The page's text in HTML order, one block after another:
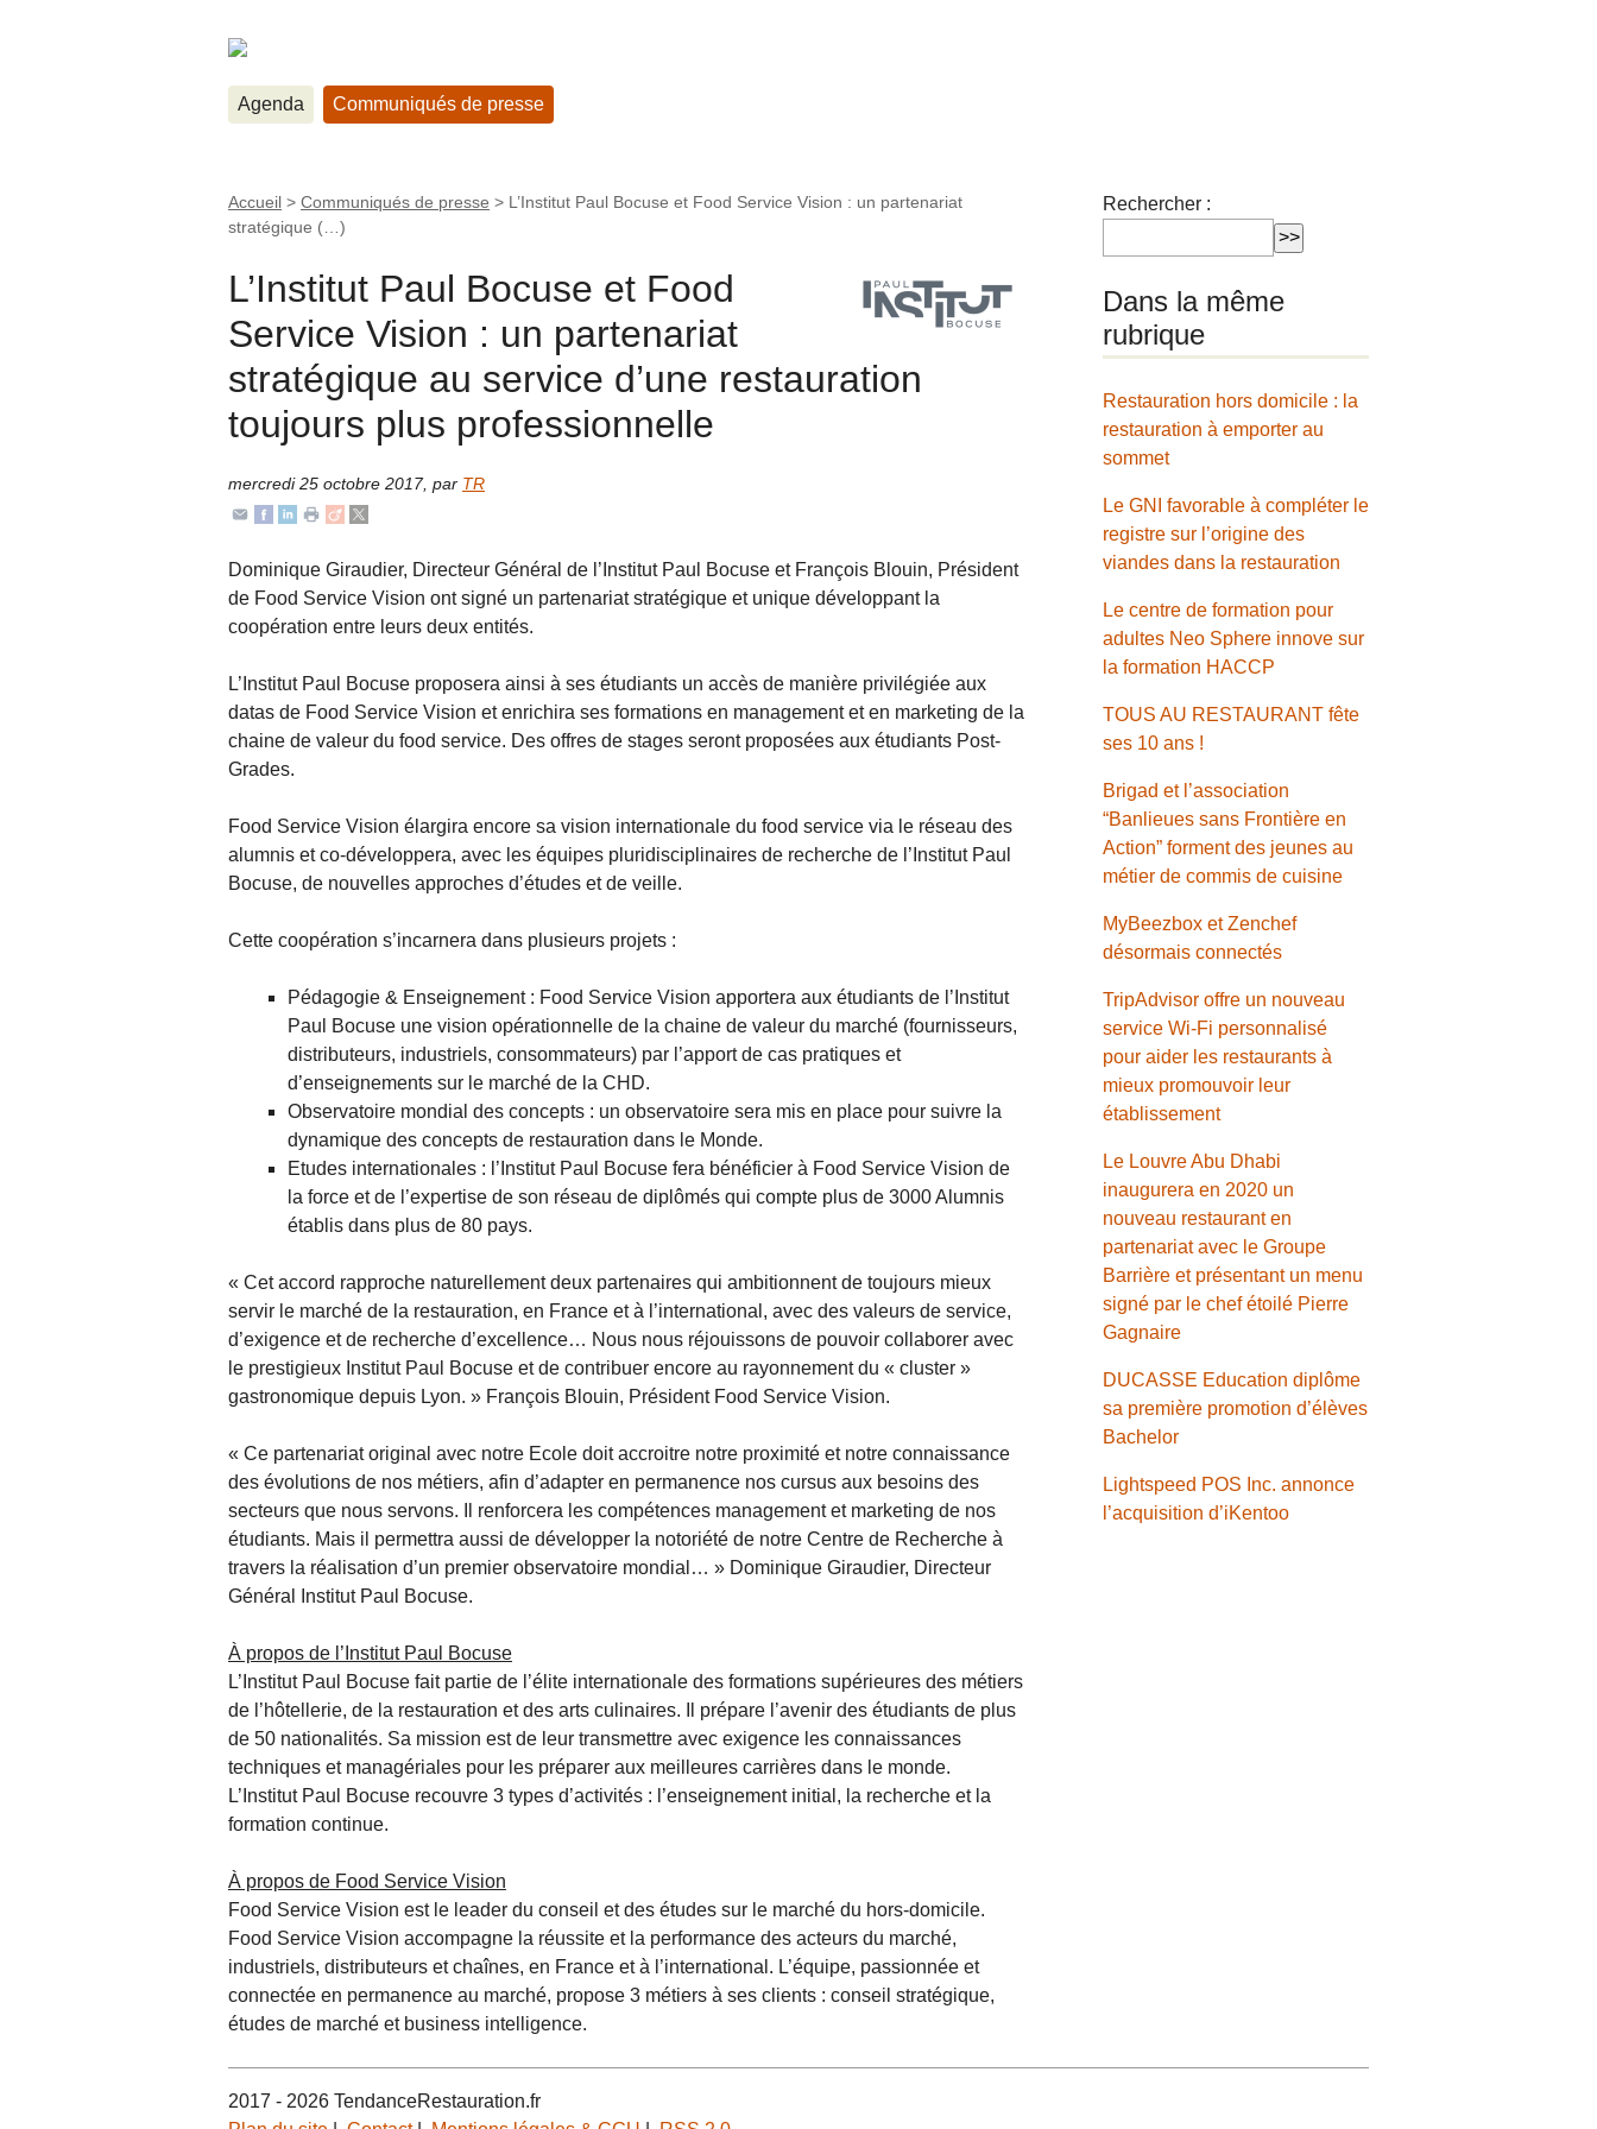
Agenda Communiqués de presse
Accueil > Communiqués de presse > L’Institut Paul Bocuse et Food Service Vision : un partenariat
stratégique (…)
L’Institut Paul Bocuse et Food
Service Vision : un partenariat
stratégique au service d’une restauration
toujours plus professionnelle
mercredi 25 octobre 2017, par TR
Dominique Giraudier, Directeur Général de l’Institut Paul Bocuse et François Blouin, Président
de Food Service Vision ont signé un partenariat stratégique et unique développant la
coopération entre leurs deux entités.
L’Institut Paul Bocuse proposera ainsi à ses étudiants un accès de manière privilégiée aux
datas de Food Service Vision et enrichira ses formations en management et en marketing de la
chaine de valeur du food service. Des offres de stages seront proposées aux étudiants Post-
Grades.
Food Service Vision élargira encore sa vision internationale du food service via le réseau des
alumnis et co-développera, avec les équipes pluridisciplinaires de recherche de l’Institut Paul
Bocuse, de nouvelles approches d’études et de veille.
Cette coopération s’incarnera dans plusieurs projets :
Pédagogie & Enseignement : Food Service Vision apportera aux étudiants de l’Institut
Paul Bocuse une vision opérationnelle de la chaine de valeur du marché (fournisseurs,
distributeurs, industriels, consommateurs) par l’apport de cas pratiques et
d’enseignements sur le marché de la CHD.
Observatoire mondial des concepts : un observatoire sera mis en place pour suivre la
dynamique des concepts de restauration dans le Monde.
Etudes internationales : l’Institut Paul Bocuse fera bénéficier à Food Service Vision de
la force et de l’expertise de son réseau de diplômés qui compte plus de 3000 Alumnis
établis dans plus de 80 pays.
« Cet accord rapproche naturellement deux partenaires qui ambitionnent de toujours mieux
servir le marché de la restauration, en France et à l’international, avec des valeurs de service,
d’exigence et de recherche d’excellence… Nous nous réjouissons de pouvoir collaborer avec
le prestigieux Institut Paul Bocuse et de contribuer encore au rayonnement du « cluster »
gastronomique depuis Lyon. » François Blouin, Président Food Service Vision.
« Ce partenariat original avec notre Ecole doit accroitre notre proximité et notre connaissance
des évolutions de nos métiers, afin d’adapter en permanence nos cursus aux besoins des
secteurs que nous servons. Il renforcera les compétences management et marketing de nos
étudiants. Mais il permettra aussi de développer la notoriété de notre Centre de Recherche à
travers la réalisation d’un premier observatoire mondial… » Dominique Giraudier, Directeur
Général Institut Paul Bocuse.
À propos de l’Institut Paul Bocuse
L’Institut Paul Bocuse fait partie de l’élite internationale des formations supérieures des métiers
de l’hôtellerie, de la restauration et des arts culinaires. Il prépare l’avenir des étudiants de plus
de 50 nationalités. Sa mission est de leur transmettre avec exigence les connaissances
techniques et managériales pour les préparer aux meilleures carrières dans le monde.
L’Institut Paul Bocuse recouvre 3 types d’activités : l’enseignement initial, la recherche et la
formation continue.
À propos de Food Service Vision
Food Service Vision est le leader du conseil et des études sur le marché du hors-domicile.
Food Service Vision accompagne la réussite et la performance des acteurs du marché,
industriels, distributeurs et chaînes, en France et à l’international. L’équipe, passionnée et
connectée en permanence au marché, propose 3 métiers à ses clients : conseil stratégique,
études de marché et business intelligence.
Rechercher :
Dans la même
rubrique
Restauration hors domicile : la
restauration à emporter au
sommet
Le GNI favorable à compléter le
registre sur l’origine des
viandes dans la restauration
Le centre de formation pour
adultes Neo Sphere innove sur
la formation HACCP
TOUS AU RESTAURANT fête
ses 10 ans !
Brigad et l’association
“Banlieues sans Frontière en
Action” forment des jeunes au
métier de commis de cuisine
MyBeezbox et Zenchef
désormais connectés
TripAdvisor offre un nouveau
service Wi-Fi personnalisé
pour aider les restaurants à
mieux promouvoir leur
établissement
Le Louvre Abu Dhabi
inaugurera en 2020 un
nouveau restaurant en
partenariat avec le Groupe
Barrière et présentant un menu
signé par le chef étoilé Pierre
Gagnaire
DUCASSE Education diplôme
sa première promotion d’élèves
Bachelor
Lightspeed POS Inc. annonce
l’acquisition d’iKentoo
2017 - 2026 TendanceRestauration.fr